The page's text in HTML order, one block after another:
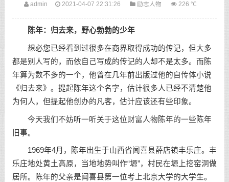
admin 2021-04-07 22:31:26 励志人物 226 ℃
陈年：归去来，野心勃勃的少年
想必您已经看到过很多在商界取得成功的传记，但大多
都是别人写的，而依自己写成的传记的人却不是太多。而陈
年算为数不多的一个，他曾在几年前出版过他的自传体小说
《归去来》。提起陈年这个名字，估计很多人已经不清楚他
为何人，但提起他创办的凡客，估计应该还有些印象。
今天我们不妨听一听关于这位财富人物陈年的一些陈年
旧事。
1969年4月，陈年出生于山西省闻喜县薛店镇丰乐庄。丰
乐庄地处黄土高原，当地地势叫作“塬”，村民在塬上挖窑洞做
居所。陈年的父亲是闻喜县第一位考上北京大学的大学生。